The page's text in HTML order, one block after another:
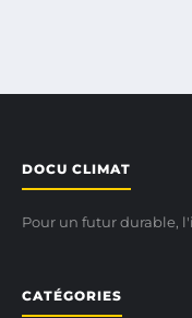
DOCU CLIMAT
Pour un futur durable,
CATÉGORIES